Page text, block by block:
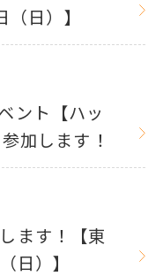
日）】
ント【ハッ
加します！
ます！【東
日）】